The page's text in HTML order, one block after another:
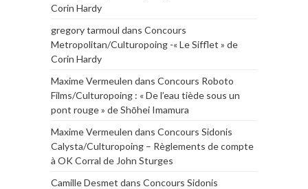
Corin Hardy
gregory tarmoul dans Concours
Metropolitan/Culturopoing -« Le Sifflet » de
Corin Hardy
Maxime Vermeulen dans Concours Roboto
Films/Culturopoing : « De l’eau tiède sous un
pont rouge » de Shōhei Imamura
Maxime Vermeulen dans Concours Sidonis
Calysta/Culturopoing – Règlements de compte
à OK Corral de John Sturges
Camille Desmet dans Concours Sidonis